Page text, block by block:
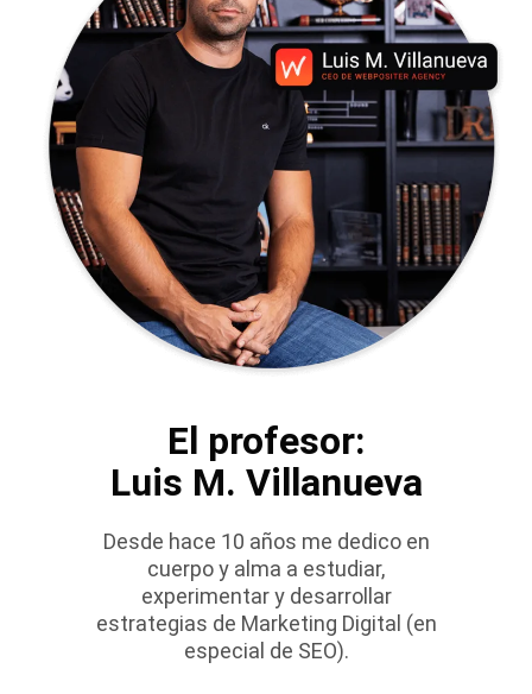
El profesor:
Luis M. Villanueva
Desde hace 10 años me dedico en
cuerpo y alma a estudiar,
experimentar y desarrollar
estrategias de Marketing Digital (en
especial de SEO).